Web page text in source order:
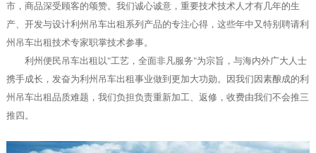
市，商品深受顾客的颂赞。我们诚心诚意，重要技术技术人才有几年的生
产、开发与设计利州吊车出租系列产品的专注心得，这些年中又特别聘请利
州吊车出租技术专家职掌技术参事。
利州便民吊车出租以"工艺，全面非凡服务"为宗旨，与海内外广大人士
携手成长，发奋为利州吊车出租事业做到更加大功勋。因我们因素酿成的利
州吊车出租品质难题，我们负担负责重新加工、返修，收费由我们不会推三
推四。